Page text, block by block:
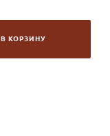
В КОРЗИНУ